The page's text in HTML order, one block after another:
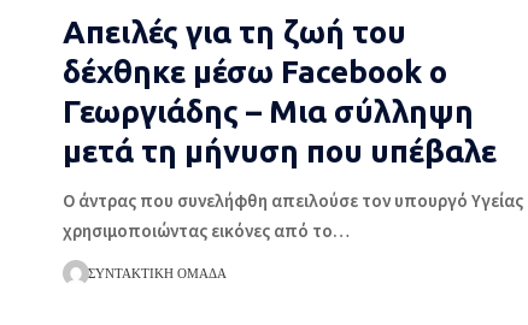
Απειλές για τη ζωή του
δέχθηκε μέσω Facebook ο
Γεωργιάδης – Μια σύλληψη
μετά τη μήνυση που υπέβαλε
Ο άντρας που συνελήφθη απειλούσε τον υπουργό Υγείας
χρησιμοποιώντας εικόνες από το…
ΣΥΝΤΑΚΤΙΚΉ ΟΜΆΔΑ